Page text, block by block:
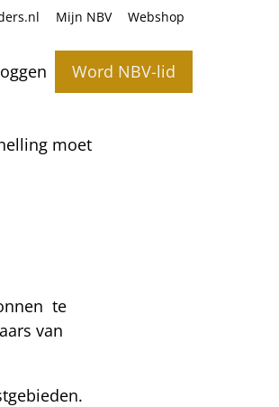
Word NBV-lid
Mijn NBV Webshop
moet
te
van